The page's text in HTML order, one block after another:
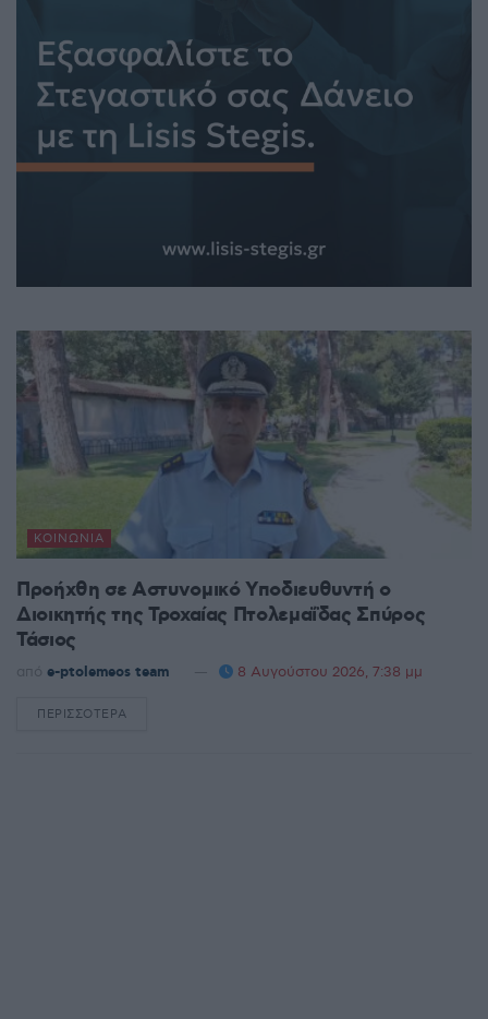
ΚΟΙΝΩΝΊΑ
Προήχθη σε Αστυνομικό Υποδιευθυντή ο
Διοικητής της Τροχαίας Πτολεμαΐδας Σπύρος
Τάσιος
από e-ptolemeos team 8 Αυγούστου 2026, 7:38 μμ
ΠΕΡΙΣΣΌΤΕΡΑ